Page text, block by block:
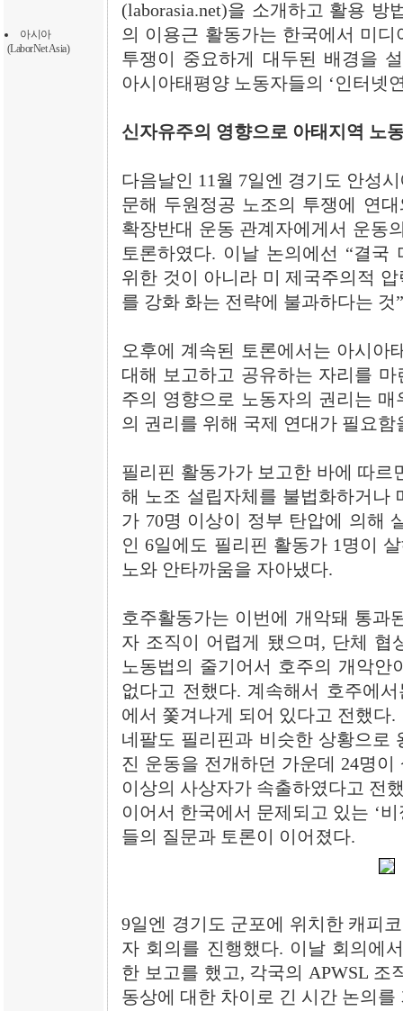
아시아
(LaborNet Asia)
(laborasia.net)을 소개하고 활용
의 이용근 활동가는 한국에서 미
투쟁이 중요하게 대두된 배경을
아시아태평양 노동자들의 ‘인터넷
신자유주의 영향으로 아태지역 노
다음날인 11월 7일엔 경기도 안성
문해 두원정공 노조의 투쟁에 연
확장반대 운동 관계자에게서 운동
토론하였다. 이날 논의에선 “결국
위한 것이 아니라 미 제국주의적
를 강화 화는 전략에 불과하다는 것
오후에 계속된 토론에서는 아시아
대해 보고하고 공유하는 자리를
주의 영향으로 노동자의 권리는
의 권리를 위해 국제 연대가 필요
필리핀 활동가가 보고한 바에 따
해 노조 설립자체를 불법화하거나
가 70명 이상이 정부 탄압에 의해
인 6일에도 필리핀 활동가 1명이
노와 안타까움을 자아냈다.
호주활동가는 이번에 개악돼 통과
자 조직이 어렵게 됐으며, 단체 협
노동법의 줄기어서 호주의 개악
없다고 전했다. 계속해서 호주에
에서 쫓겨나게 되어 있다고 전했다.
네팔도 필리핀과 비슷한 상황으로
진 운동을 전개하던 가운데 24명
이상의 사상자가 속출하였다고 전
이어서 한국에서 문제되고 있는 ‘
들의 질문과 토론이 이어졌다.
9일엔 경기도 군포에 위치한 캐피
자 회의를 진행했다. 이날 회의에
한 보고를 했고, 각국의 APWSL 조
동상에 대한 차이로 긴 시간 논의를